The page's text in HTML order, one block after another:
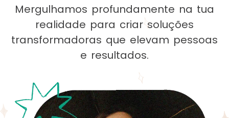
Mergulhamos profundamente na tua
realidade para criar soluções
transformadoras que elevam pessoas
e resultados.